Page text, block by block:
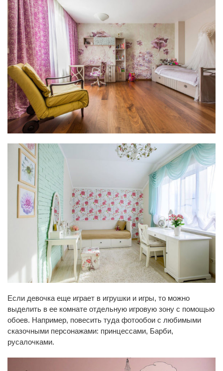
Если девочка еще играет в игрушки и игры, то можно
выделить в ее комнате отдельную игровую зону с помощью
обоев. Например, повесить туда фотообои с любимыми
сказочными персонажами: принцессами, Барби,
русалочками.